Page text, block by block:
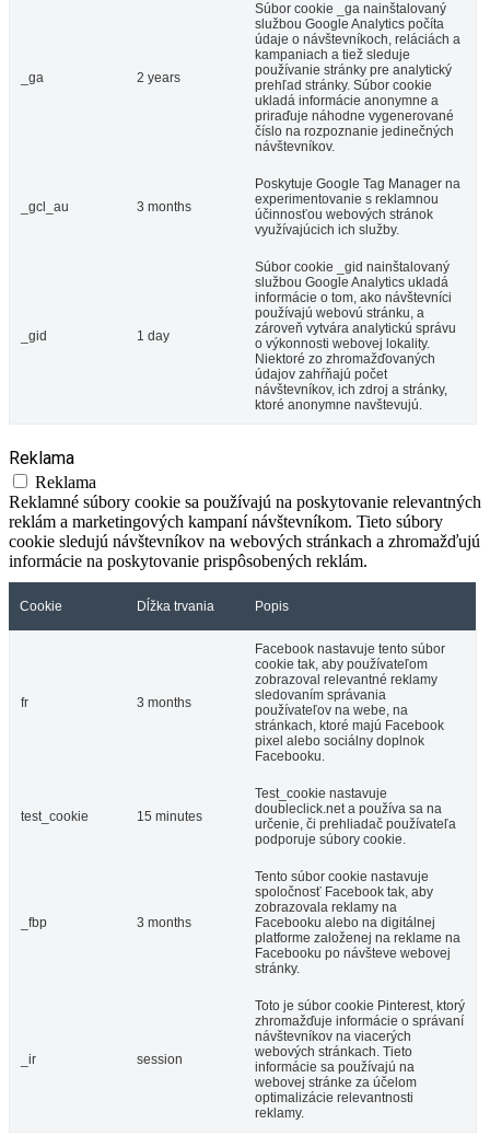
_ga 2 years
Súbor cookie _ga nainštalovaný
službou Google Analytics počíta
údaje o návštevníkoch, reláciách a
kampaniach a tiež sleduje
používanie stránky pre analytický
prehľad stránky. Súbor cookie
ukladá informácie anonymne a
priraďuje náhodne vygenerované
číslo na rozpoznanie jedinečných
návštevníkov.
_gcl_au 3 months
Poskytuje Google Tag Manager na
experimentovanie s reklamnou
účinnosťou webových stránok
využívajúcich ich služby.
_gid 1 day
Súbor cookie _gid nainštalovaný
službou Google Analytics ukladá
informácie o tom, ako návštevníci
používajú webovú stránku, a
zároveň vytvára analytickú správu
o výkonnosti webovej lokality.
Niektoré zo zhromažďovaných
údajov zahŕňajú počet
návštevníkov, ich zdroj a stránky,
ktoré anonymne navštevujú.
Reklama
Reklama
Reklamné súbory cookie sa používajú na poskytovanie relevantných
reklám a marketingových kampaní návštevníkom. Tieto súbory
cookie sledujú návštevníkov na webových stránkach a zhromažďujú
informácie na poskytovanie prispôsobených reklám.
Cookie Dĺžka trvania Popis
fr 3 months
Facebook nastavuje tento súbor
cookie tak, aby používateľom
zobrazoval relevantné reklamy
sledovaním správania
používateľov na webe, na
stránkach, ktoré majú Facebook
pixel alebo sociálny doplnok
Facebooku.
test_cookie 15 minutes
Test_cookie nastavuje
doubleclick.net a používa sa na
určenie, či prehliadač používateľa
podporuje súbory cookie.
_fbp 3 months
Tento súbor cookie nastavuje
spoločnosť Facebook tak, aby
zobrazovala reklamy na
Facebooku alebo na digitálnej
platforme založenej na reklame na
Facebooku po návšteve webovej
stránky.
_ir session
Toto je súbor cookie Pinterest, ktorý
zhromažďuje informácie o správaní
návštevníkov na viacerých
webových stránkach. Tieto
informácie sa používajú na
webovej stránke za účelom
optimalizácie relevantnosti
reklamy.